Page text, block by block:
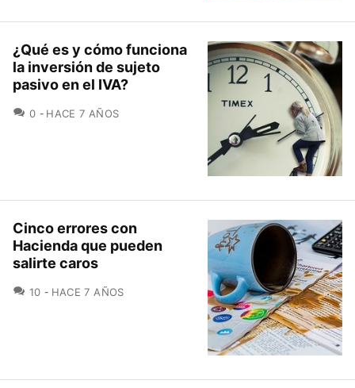
¿Qué es y cómo funciona
la inversión de sujeto
pasivo en el IVA?
0 COMENTARIOS
HACE 7 AÑOS
Cinco errores con
Hacienda que pueden
salirte caros
10 COMENTARIOS
HACE 7 AÑOS